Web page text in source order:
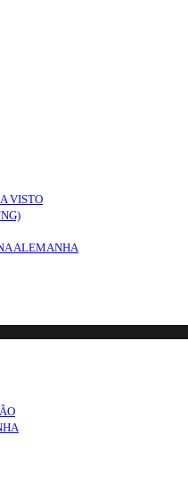
VISTO
ALEMANHA